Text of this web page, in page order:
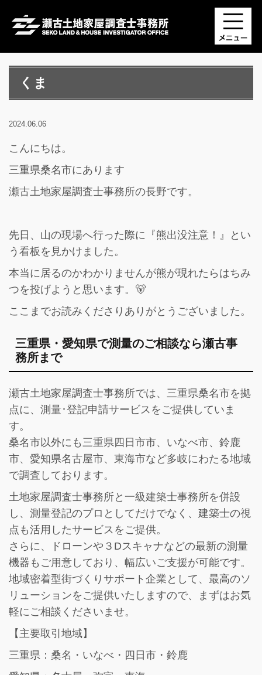
くま
2024.06.06
こんにちは。
三重県桑名市にあります
瀬古土地家屋調査士事務所の長野です。
先日、山の現場へ行った際に『熊出没注意！』とい
う看板を見かけました。
本当に居るのかわかりませんが熊が現れたらはちみ
つを投げようと思います。🐻
ここまでお読みくださりありがとうございました。
三重県・愛知県で測量のご相談なら瀬古事
務所まで
瀬古土地家屋調査士事務所では、三重県桑名市を拠
点に、測量･登記申請サービスをご提供していま
す。
桑名市以外にも三重県四日市市、いなべ市、鈴鹿
市、愛知県名古屋市、東海市など多岐にわたる地域
で調査しております。
土地家屋調査士事務所と一級建築士事務所を併設
し、 測量登記のプロとしてだけでなく、建築士の視
点も活用したサービス をご提供。
さらに、ドローンや３Dスキャナなどの最新の測量
機器もご用意しており、幅広いご支援が可能です。
地域密着型街づくりサポート企業として、最高のソ
リューションをご提供いたしますので、まずはお気
軽にご相談くださいませ。
【主要取引地域】
三重県：桑名・いなべ・四日市・鈴鹿